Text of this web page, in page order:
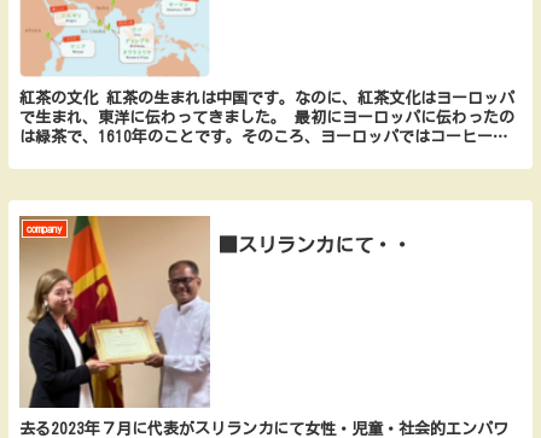
紅茶の文化 紅茶の生まれは中国です。なのに、紅茶文化はヨーロッパ
で生まれ、東洋に伝わってきました。 最初にヨーロッパに伝わったの
は緑茶で、1610年のことです。そのころ、ヨーロッパではコーヒーが
company
■スリランカにて・・
去る2023年７月に代表がスリランカにて女性・児童・社会的エンパワ